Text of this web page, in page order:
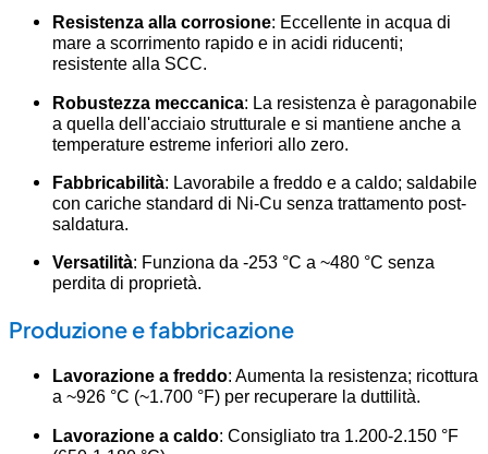
Resistenza alla corrosione: Eccellente in acqua di
mare a scorrimento rapido e in acidi riducenti;
resistente alla SCC.
Robustezza meccanica: La resistenza è paragonabile
a quella dell'acciaio strutturale e si mantiene anche a
temperature estreme inferiori allo zero.
Fabbricabilità: Lavorabile a freddo e a caldo; saldabile
con cariche standard di Ni-Cu senza trattamento post-
saldatura.
Versatilità: Funziona da -253 °C a ~480 °C senza
perdita di proprietà.
Produzione e fabbricazione
Lavorazione a freddo: Aumenta la resistenza; ricottura
a ~926 °C (~1.700 °F) per recuperare la duttilità.
Lavorazione a caldo: Consigliato tra 1.200-2.150 °F